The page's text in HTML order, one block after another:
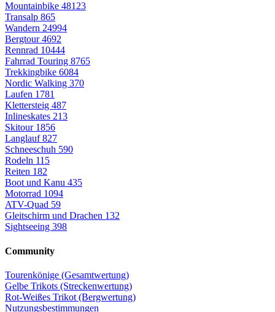
Mountainbike 48123
Transalp 865
Wandern 24994
Bergtour4692
Rennrad 10444
Fahrrad Touring 8765
Trekkingbike 6084
Nordic Walking 370
Laufen 1781
Klettersteig 487
Inlineskates 213
Skitour 1856
Langlauf827
Schneeschuh 590
Rodeln 115
Reiten 182
Boot und Kanu 435
Motorrad 1094
ATV-Quad 59
Gleitschirm und Drachen 132
Sightseeing 398
Community
Tourenkönige (Gesamtwertung)
Gelbe Trikots (Streckenwertung)
Rot-Weißes Trikot (Bergwertung)
Nutzungsbestimmungen